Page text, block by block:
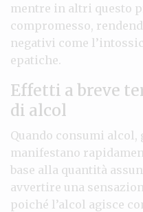
mentre in altri questo
compromesso,
negativi come
epatiche.
Effetti a breve
di alcol
Quando consumi
manifestano
base alla quantità
avvertire una
poiché l’alcol agisce